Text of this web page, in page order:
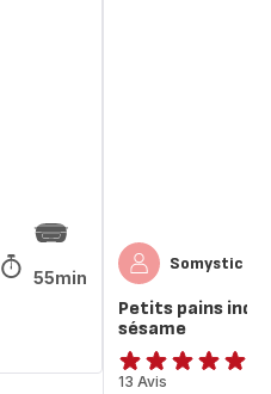
55min
Somystic
Petits pains
sésame
Avis
13 Avis